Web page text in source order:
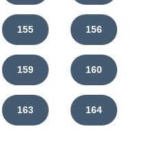
155 156
159 160
163 164